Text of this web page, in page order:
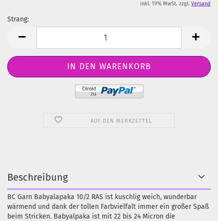
inkl. 19% MwSt. zzgl. Versand
Strang:
AUF DEN MERKZETTEL
Beschreibung
BC Garn Babyalapaka 10/2 RAS ist kuschlig weich, wunderbar
wärmend und dank der tollen Farbvielfalt immer ein großer Spaß
beim Stricken. Babyalpaka ist mit 22 bis 24 Micron die